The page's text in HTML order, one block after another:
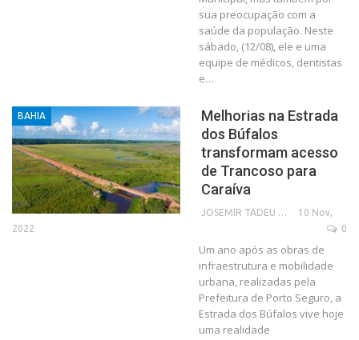
sua preocupação com a
saúde da população. Neste
sábado, (12/08), ele e uma
equipe de médicos, dentistas
e…
BAHIA
Melhorias na Estrada
dos Búfalos
transformam acesso
de Trancoso para
Caraíva
JOSEMIR TADEU FONSECA
10 Nov,
2022
0
Um ano após as obras de
infraestrutura e mobilidade
urbana, realizadas pela
Prefeitura de Porto Seguro, a
Estrada dos Búfalos vive hoje
uma realidade